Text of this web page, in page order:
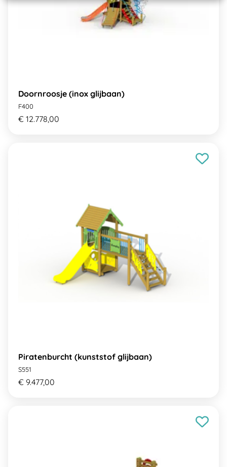
Doornroosje (inox glijbaan)
F400
€ 12.778,00
Piratenburcht (kunststof glijbaan)
S551
€ 9.477,00